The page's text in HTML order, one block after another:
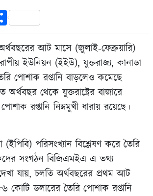
Share
আট মাসে (জুলাই-ফেব্রুয়ারি)
ইউনিয়ন (ইইউ), যুক্তরাজ্য, কানাডা
পোশাক রপ্তানি বাড়লেও কমেছে
অর্থবছর থেকে যুক্তরাষ্ট্রের বাজারে
রপ্তানি নিম্নমুখী ধারায় রয়েছে।
(ইপিবি) পরিসংখ্যান বিশ্লেষণ করে তৈরি
সংগঠন বিজিএমইএ এ তথ্য
যায়, চলতি অর্থবছরের প্রথম আট
কোটি ডলারের তৈরি পোশাক রপ্তানি